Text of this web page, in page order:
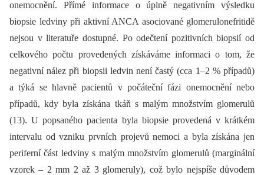
onemocnění. Přímé informace o úplně negativním výsledku
biopsie ledviny při aktivní ANCA asociované glomerulonefritidě
nejsou v literatuře dostupné. Po odečtení pozitivních biopsií od
celkového počtu provedených získáváme informaci o tom, že
negativní nález při biopsii ledvin není častý (cca 1–2 % případů)
a týká se hlavně pacientů v počáteční fázi onemocnění nebo
případů, kdy byla získána tkáň s malým množstvím glomerulů
(13). U popsaného pacienta byla biopsie provedená v krátkém
intervalu od vzniku prvních projevů nemoci a byla získána jen
periferní část ledviny s malým množstvím glomerulů (marginální
vzorek –⁠ 2 mm 2 až 3 glomeruly), což bylo nejspíše důvodem